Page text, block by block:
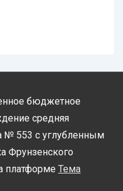
бюджетное
средняя
№ 553 с углубленным
Фрунзенского
платформе Тема